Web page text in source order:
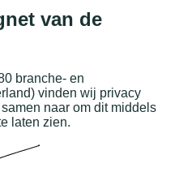
van de
branche- en
vinden wij privacy
naar om dit middels
laten zien.